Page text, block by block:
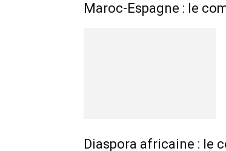
Maroc-Espagne : le
Diaspora africaine : le